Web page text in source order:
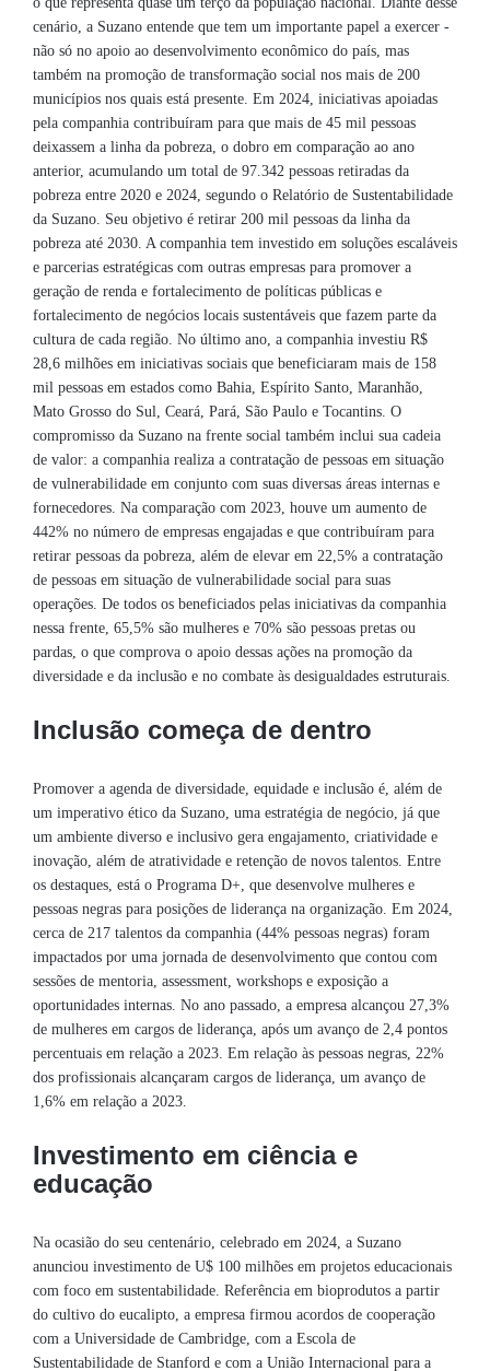
cenário, a Suzano entende que tem um importante papel a exercer -
não só no apoio ao desenvolvimento econômico do país, mas
também na promoção de transformação social nos mais de 200
municípios nos quais está presente. Em 2024, iniciativas apoiadas
pela companhia contribuíram para que mais de 45 mil pessoas
deixassem a linha da pobreza, o dobro em comparação ao ano
anterior, acumulando um total de 97.342 pessoas retiradas da
pobreza entre 2020 e 2024, segundo o Relatório de Sustentabilidade
da Suzano. Seu objetivo é retirar 200 mil pessoas da linha da
pobreza até 2030. A companhia tem investido em soluções escaláveis
e parcerias estratégicas com outras empresas para promover a
geração de renda e fortalecimento de políticas públicas e
fortalecimento de negócios locais sustentáveis que fazem parte da
cultura de cada região. No último ano, a companhia investiu R$
28,6 milhões em iniciativas sociais que beneficiaram mais de 158
mil pessoas em estados como Bahia, Espírito Santo, Maranhão,
Mato Grosso do Sul, Ceará, Pará, São Paulo e Tocantins. O
compromisso da Suzano na frente social também inclui sua cadeia
de valor: a companhia realiza a contratação de pessoas em situação
de vulnerabilidade em conjunto com suas diversas áreas internas e
fornecedores. Na comparação com 2023, houve um aumento de
442% no número de empresas engajadas e que contribuíram para
retirar pessoas da pobreza, além de elevar em 22,5% a contratação
de pessoas em situação de vulnerabilidade social para suas
operações. De todos os beneficiados pelas iniciativas da companhia
nessa frente, 65,5% são mulheres e 70% são pessoas pretas ou
pardas, o que comprova o apoio dessas ações na promoção da
diversidade e da inclusão e no combate às desigualdades estruturais.
Inclusão começa de dentro
Promover a agenda de diversidade, equidade e inclusão é, além de
um imperativo ético da Suzano, uma estratégia de negócio, já que
um ambiente diverso e inclusivo gera engajamento, criatividade e
inovação, além de atratividade e retenção de novos talentos. Entre
os destaques, está o Programa D+, que desenvolve mulheres e
pessoas negras para posições de liderança na organização. Em 2024,
cerca de 217 talentos da companhia (44% pessoas negras) foram
impactados por uma jornada de desenvolvimento que contou com
sessões de mentoria, assessment, workshops e exposição a
oportunidades internas. No ano passado, a empresa alcançou 27,3%
de mulheres em cargos de liderança, após um avanço de 2,4 pontos
percentuais em relação a 2023. Em relação às pessoas negras, 22%
dos profissionais alcançaram cargos de liderança, um avanço de
1,6% em relação a 2023.
Investimento em ciência e
educação
Na ocasião do seu centenário, celebrado em 2024, a Suzano
anunciou investimento de U$ 100 milhões em projetos educacionais
com foco em sustentabilidade. Referência em bioprodutos a partir
do cultivo do eucalipto, a empresa firmou acordos de cooperação
com a Universidade de Cambridge, com a Escola de
Sustentabilidade de Stanford e com a União Internacional para a